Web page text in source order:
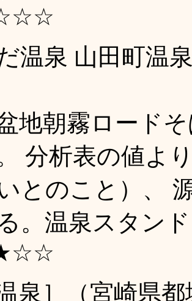
だ温泉 山田町温
地朝霧ロード
分析表の値よ
とのこと）、
。温泉スタン
泉］（宮崎県